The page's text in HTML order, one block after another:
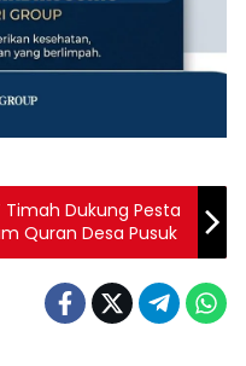
Dukung Pesta
Quran Desa Pusuk